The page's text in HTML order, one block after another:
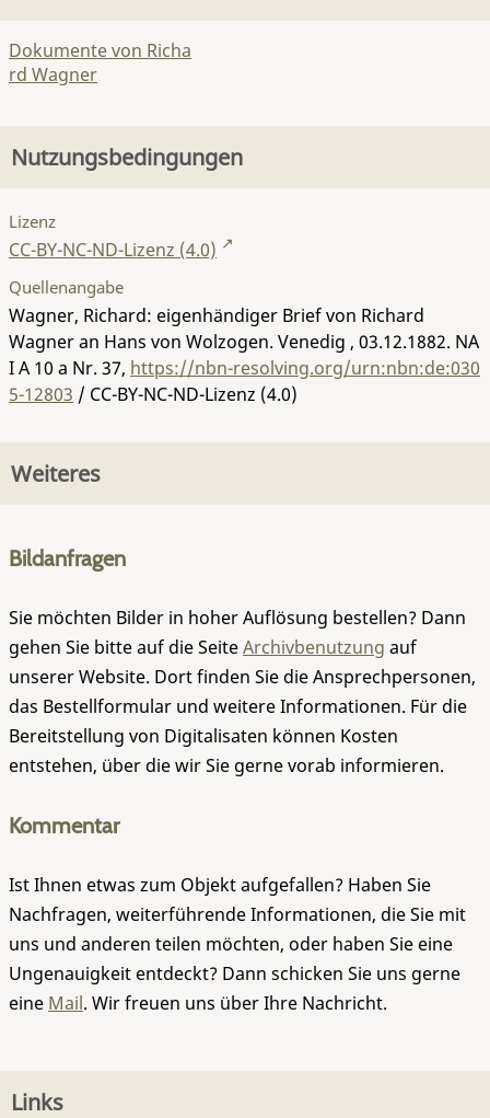
Dokumente von Richa
rd Wagner
Nutzungsbedingungen
Lizenz
CC-BY-NC-ND-Lizenz (4.0)
Quellenangabe
Wagner, Richard: eigenhändiger Brief von Richard
Wagner an Hans von Wolzogen. Venedig , 03.12.1882. NA
I A 10 a Nr. 37, https://nbn-resolving.org/urn:nbn:de:030
5-12803 / CC-BY-NC-ND-Lizenz (4.0)
Weiteres
Bildanfragen
Sie möchten Bilder in hoher Auflösung bestellen? Dann
gehen Sie bitte auf die SeiteArchivbenutzung auf
unserer Website. Dort finden Sie die Ansprechpersonen,
das Bestellformular und weitere Informationen. Für die
Bereitstellung von Digitalisaten können Kosten
entstehen, über die wir Sie gerne vorab informieren.
Kommentar
Ist Ihnen etwas zum Objekt aufgefallen? Haben Sie
Nachfragen, weiterführende Informationen, die Sie mit
uns und anderen teilen möchten, oder haben Sie eine
Ungenauigkeit entdeckt? Dann schicken Sie uns gerne
eine Mail. Wir freuen uns über Ihre Nachricht.
Links